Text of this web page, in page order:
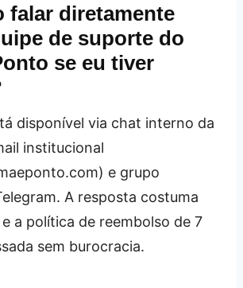
falar diretamente
de suporte do
se eu tiver
disponível via chat interno da
institucional
e grupo
A resposta costuma
a política de reembolso de 7
sem burocracia.